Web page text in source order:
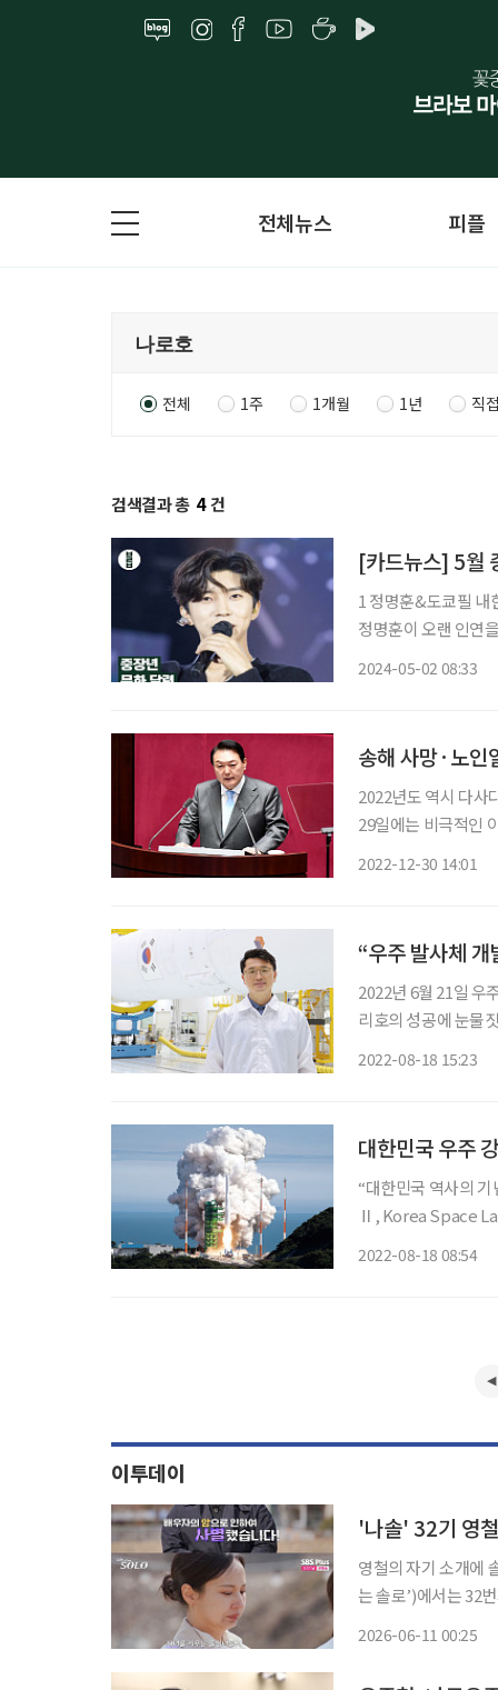
전체뉴스 피플
전체 1주 1개월 1년 직
검색결과 총 4 건
[카드뉴스] 5월
1 정명훈&도쿄필 내
정명훈이 오랜 인연
2024-05-02 08:33
송해 사망·노
2022년도 역시 다사
29일에는 비극적인
2022-12-30 14:01
“우주 발사체
2022년 6월 21일 우
리호의 성공에 눈물
2022-08-18 15:23
대한민국 우주
“대한민국 역사의
Ⅱ, Korea Space
2022-08-18 08:54
이투데이
영철의 자기 소개에 솔로녀들이 눈물 흘
는 솔로’)에서는 32번지 솔로남
2026-06-11 00:25